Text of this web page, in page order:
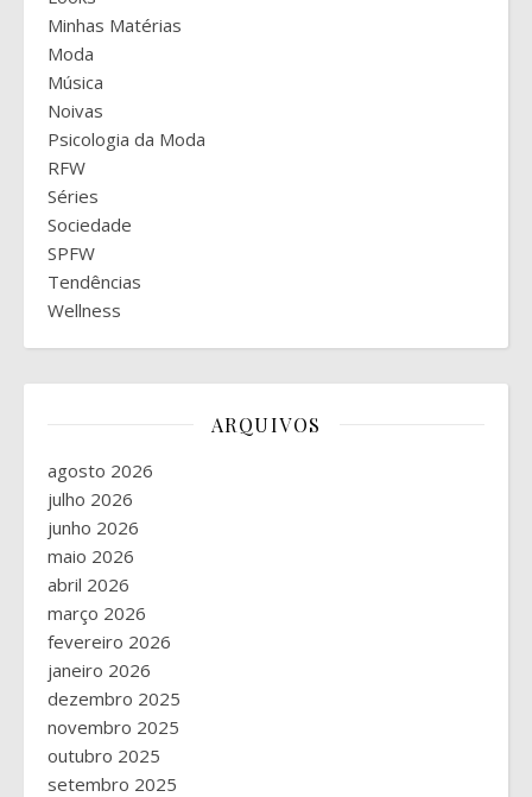
Minhas Matérias
Moda
Música
Noivas
Psicologia da Moda
RFW
Séries
Sociedade
SPFW
Tendências
Wellness
ARQUIVOS
agosto 2026
julho 2026
junho 2026
maio 2026
abril 2026
março 2026
fevereiro 2026
janeiro 2026
dezembro 2025
novembro 2025
outubro 2025
setembro 2025